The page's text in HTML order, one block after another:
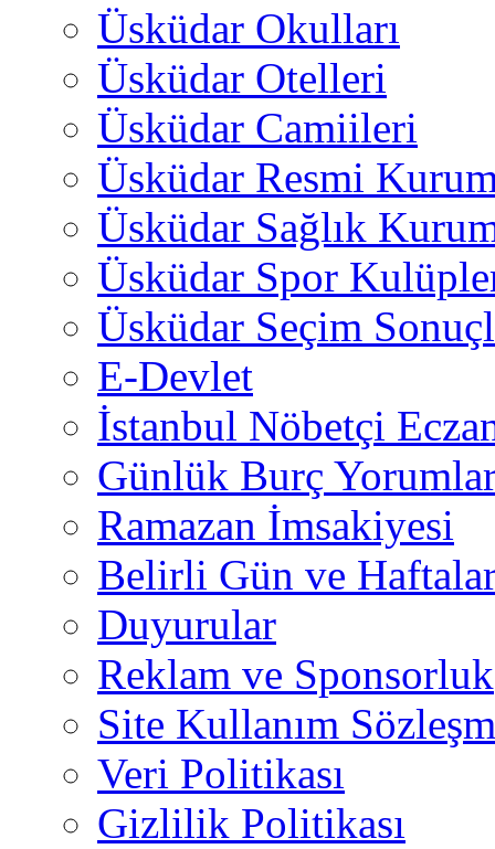
Üsküdar Okulları
Üsküdar Otelleri
Üsküdar Camiileri
Üsküdar Resmi
Üsküdar Sağlık
Üsküdar Spor
Üsküdar Seçim
E-Devlet
İstanbul Nöbetçi
Günlük Burç
Ramazan İmsakiyesi
Belirli Gün ve
Duyurular
Reklam ve Sponsorluk
Site Kullanım
Veri Politikası
Gizlilik Politikası